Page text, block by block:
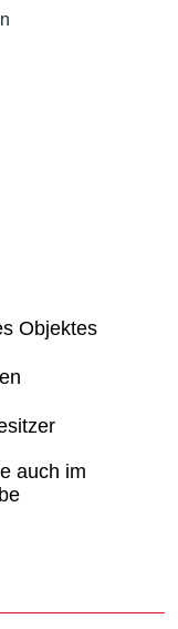
Objektes
auch im